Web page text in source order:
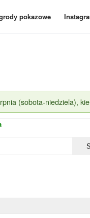
pokazowe
(sobota-niedziela),